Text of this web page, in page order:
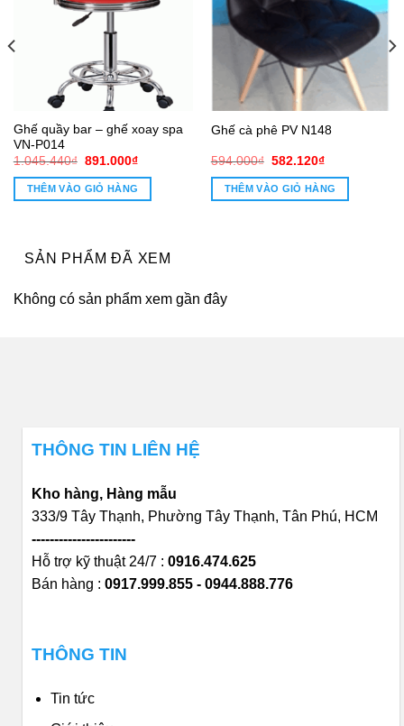
Ghế quầy bar – ghế xoay spa
VN-P014
1.045.440₫ Giá
là:
1.045.440₫.
891.000₫Giá
tại
là:
THÊM VÀO GIỎ HÀNG
Ghế cà phê PV N148
594.000₫ Giá
là:
594.000₫.
582.120₫Giá
tại
là:
THÊM VÀO GIỎ HÀNG
SẢN PHẨM ĐÃ XEM
Không có sản phẩm xem gần đây
THÔNG TIN LIÊN HỆ
Kho hàng, Hàng mẫu
333/9 Tây Thạnh, Phường Tây Thạnh, Tân Phú, HCM
-----------------------
Hỗ trợ kỹ thuật 24/7 : 0916.474.625
Bán hàng : 0917.999.855 - 0944.888.776
THÔNG TIN
Tin tức